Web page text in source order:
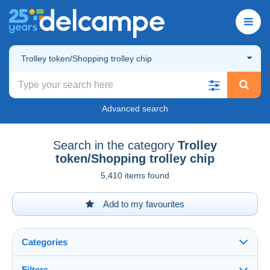
Trolley token/Shopping trolley chip
Advanced search
Search in the category Trolley
token/Shopping trolley chip
5,410 items found
Add to my favourites
Categories